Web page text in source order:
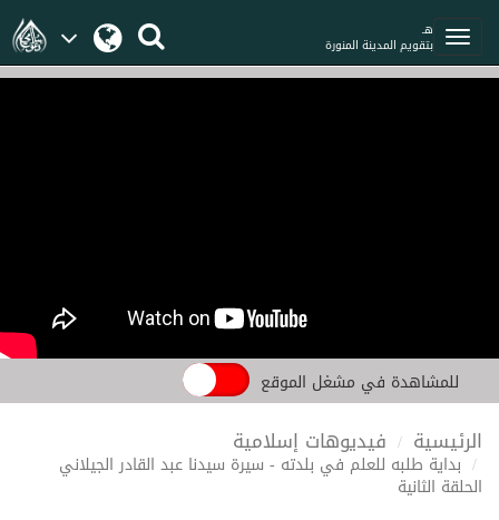
هـ
بتقويم المدينة المنورة
للمشاهدة في مشغل الموقع
الرئيسية فيديوهات إسلامية
بداية طلبه للعلم في بلدته - سيرة سيدنا عبد القادر الجيلاني
الحلقة الثانية